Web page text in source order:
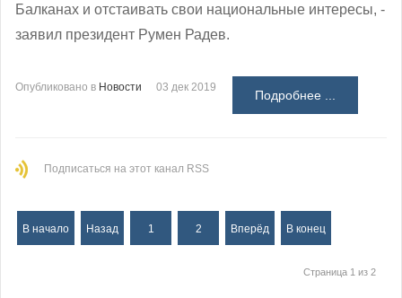
Балканах и отстаивать свои национальные интересы, -
заявил президент Румен Радев.
Опубликовано в Новости 03 дек 2019
Подробнее ...
Подписаться на этот канал RSS
В начало Назад 1 2 Вперёд В конец
Страница 1 из 2